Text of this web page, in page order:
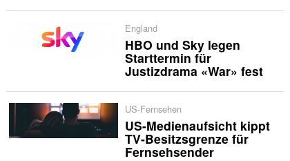
England
HBO und Sky legen
Starttermin für
Justizdrama «War» fest
US-Fernsehen
US-Medienaufsicht kippt
TV-Besitzsgrenze für
Fernsehsender